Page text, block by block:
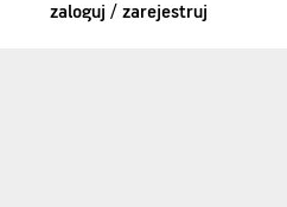
zaloguj / zarejestruj